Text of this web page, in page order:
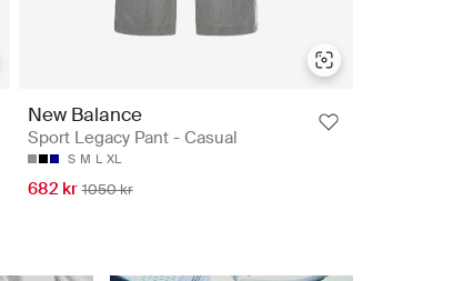
New Balance
Sport Legacy Pant - Casual
S M L XL
682 kr 1050 kr